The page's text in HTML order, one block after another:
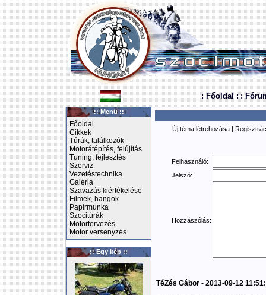
: Főoldal : :
:: Menü ::
Főoldal
Cikkek
Túrák, találkozók
Motorátépítés, felújítás
Tuning, fejlesztés
Szerviz
Vezetéstechnika
Galéria
Szavazás kiértékelése
Filmek, hangok
Papírmunka
Szocitúrák
Motortervezés
Motor versenyzés
:: Egy kép ::
Új téma létrehozása |
Felhasználó:
Jelszó:
Hozzászólás:
TéZés Gábor - 2013-09-12